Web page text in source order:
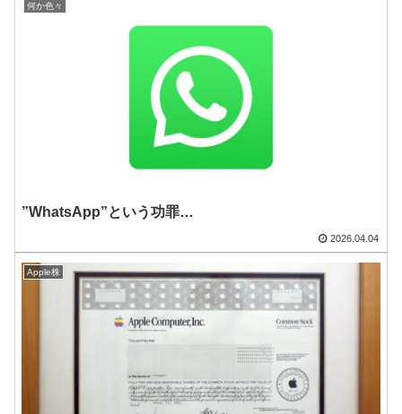
何か色々
”WhatsApp”という功罪…
2026.04.04
Apple株